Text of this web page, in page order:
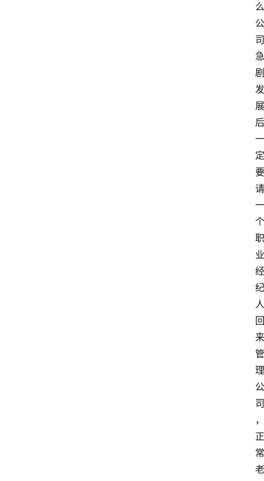
么
公
司
急
剧
发
展
后
一
定
要
请
一
个
职
业
经
纪
人
回
来
管
理
公
司
，
正
常
老